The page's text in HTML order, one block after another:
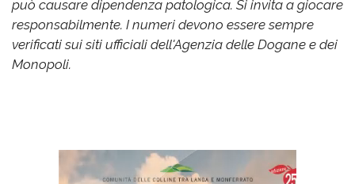
può causare dipendenza patologica. Si invita a giocare
responsabilmente. I numeri devono essere sempre
verificati sui siti ufficiali dell'Agenzia delle Dogane e dei
Monopoli.